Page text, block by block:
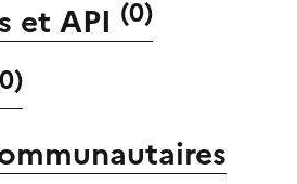
et API (0)
0)